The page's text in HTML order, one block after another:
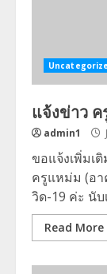
แจ้งข่าว ค
admin1
ขอแจ้งเพิ่มเ
ครูแหม่ม (อ
วิด-19 ค่ะ นับ
Read More